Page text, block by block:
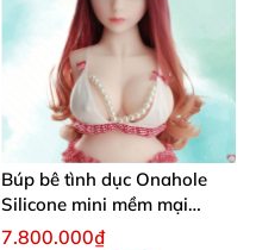
Búp bê tình dục Onahole
Silicone mini mềm mại
54cm
7.800.000₫